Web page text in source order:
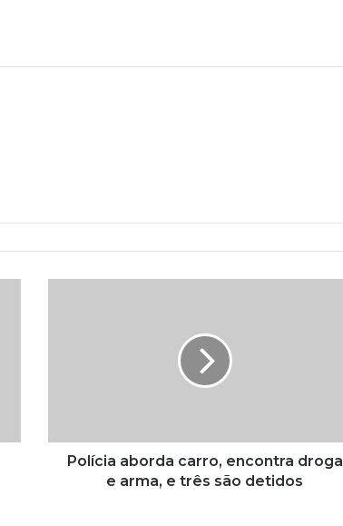
Polícia aborda carro, encontra droga
e arma, e três são detidos